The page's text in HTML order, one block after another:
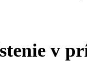
v